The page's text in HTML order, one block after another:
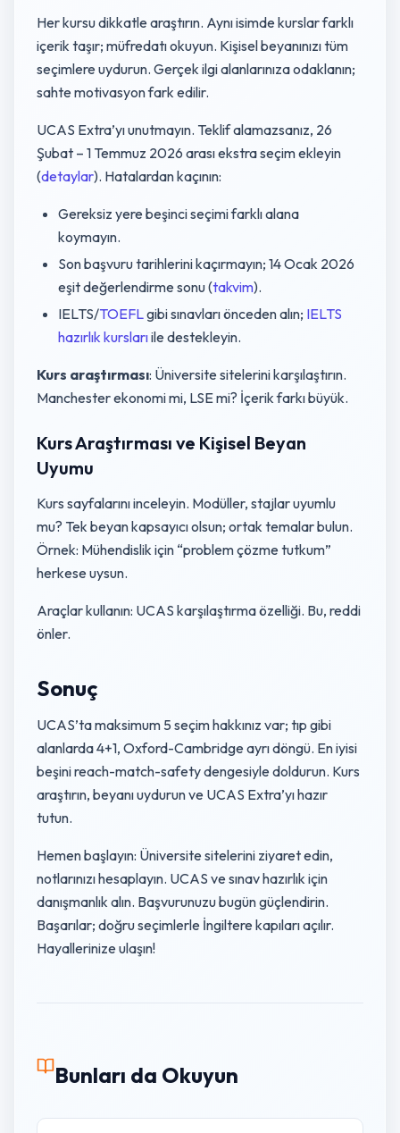
Her kursu dikkatle araştırın. Aynı isimde kurslar farklı
içerik taşır; müfredatı okuyun. Kişisel beyanınızı tüm
seçimlere uydurun. Gerçek ilgi alanlarınıza odaklanın;
sahte motivasyon fark edilir.
UCAS Extra’yı unutmayın. Teklif alamazsanız, 26
Şubat – 1 Temmuz 2026 arası ekstra seçim ekleyin
(detaylar). Hatalardan kaçının:
Gereksiz yere beşinci seçimi farklı alana
koymayın.
Son başvuru tarihlerini kaçırmayın; 14 Ocak 2026
eşit değerlendirme sonu (takvim).
IELTS/TOEFLgibi sınavları önceden alın; IELTS
hazırlık kurslarıile destekleyin.
Kurs araştırması: Üniversite sitelerini karşılaştırın.
Manchester ekonomi mi, LSE mi? İçerik farkı büyük.
Kurs Araştırması ve Kişisel Beyan
Uyumu
Kurs sayfalarını inceleyin. Modüller, stajlar uyumlu
mu? Tek beyan kapsayıcı olsun; ortak temalar bulun.
Örnek: Mühendislik için “problem çözme tutkum”
herkese uysun.
Araçlar kullanın: UCAS karşılaştırma özelliği. Bu, reddi
önler.
Sonuç
UCAS’ta maksimum 5 seçim hakkınız var; tıp gibi
alanlarda 4+1, Oxford-Cambridge ayrı döngü. En iyisi
beşini reach-match-safety dengesiyle doldurun. Kurs
araştırın, beyanı uydurun ve UCAS Extra’yı hazır
tutun.
Hemen başlayın: Üniversite sitelerini ziyaret edin,
notlarınızı hesaplayın. UCAS ve sınav hazırlık için
danışmanlık alın. Başvurunuzu bugün güçlendirin.
Başarılar; doğru seçimlerle İngiltere kapıları açılır.
Hayallerinize ulaşın!
Bunları da Okuyun